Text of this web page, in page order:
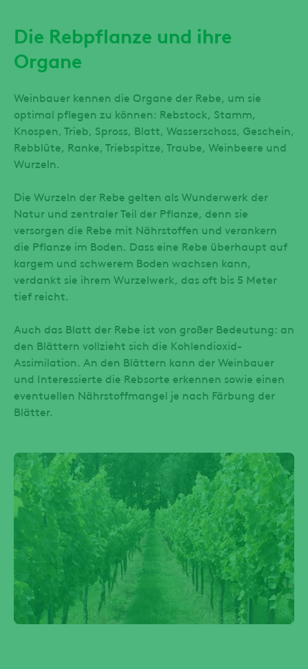
Die Rebpflanze und ihre
Organe
Weinbauer kennen die Organe der Rebe, um sie
optimal pflegen zu können: Rebstock, Stamm,
Knospen, Trieb, Spross, Blatt, Wasserschoss, Geschein,
Rebblüte, Ranke, Triebspitze, Traube, Weinbeere und
Wurzeln.
Die Wurzeln der Rebe gelten als Wunderwerk der
Natur und zentraler Teil der Pflanze, denn sie
versorgen die Rebe mit Nährstoffen und verankern
die Pflanze im Boden. Dass eine Rebe überhaupt auf
kargem und schwerem Boden wachsen kann,
verdankt sie ihrem Wurzelwerk, das oft bis 5 Meter
tief reicht.
Auch das Blatt der Rebe ist von großer Bedeutung: an
den Blättern vollzieht sich die Kohlendioxid-
Assimilation. An den Blättern kann der Weinbauer
und Interessierte die Rebsorte erkennen sowie einen
eventuellen Nährstoffmangel je nach Färbung der
Blätter.